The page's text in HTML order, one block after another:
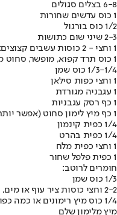
6-8 בצלים סגולים
1 כוס עדשים שחורות
1/2 כוס בורגול
2-3 שיני שום כתושות
1 וחצי - 2 כוסות עשבים קצוצים: פטרוזיליה, כוסברה, מעט נענע
1 כוס תרד קפוא, מופשר, סחוט מנוזלים (אפשר גם טרי)
1/3-1/4 כוס שמן
1 וחצי כפות סילאן
1 עגבניה מגורדת
1 כף רסק עגבניות
1 כף מיץ לימון סחוט (אפשר יותר)
1/4 כפית קינמון
1/4 כפית בהרט
1 וחצי כפית מלח
1 כפית פלפל שחור
חומרים לרוטב:
1/3 כוס שמן
2-2 וחצי כוסות ציר עוף או מים, או לפי הצורך
1/4 כוס מיץ רימונים או כמה כפות רכז רימונים
מיץ מלימון שלם